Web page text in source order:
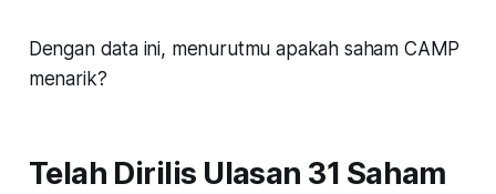
Dengan data ini, menurutmu apakah saham CAMP
menarik?
Telah Dirilis Ulasan 31 Saham